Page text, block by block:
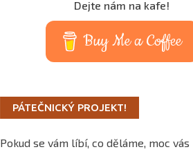
Dejte nám na kafe!
Buy Me a Coffee
PÁTEČNICKÝ PROJEKT!
Pokud se vám líbí, co děláme, moc